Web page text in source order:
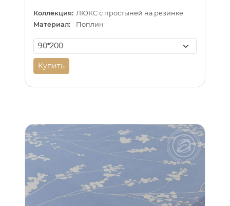
Коллекция: ЛЮКС с простыней на резинке
Материал:
Поплин
Купить